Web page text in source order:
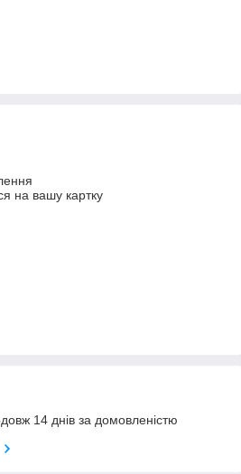
на вашу картку
14 днів за домовленістю